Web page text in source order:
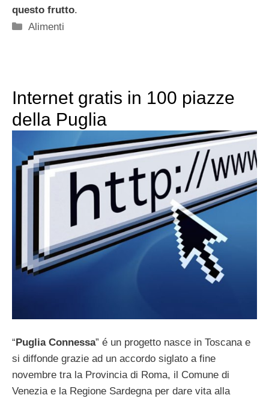
questo frutto.
Categorie
Alimenti
Internet gratis in 100 piazze
della Puglia
“ Puglia Connessa” é un progetto nasce in Toscana e
si diffonde grazie ad un accordo siglato a fine
novembre tra la Provincia di Roma, il Comune di
Venezia e la Regione Sardegna per dare vita alla